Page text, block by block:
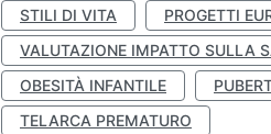
STILI DI VITA
PROGETTI
VALUTAZIONE IMPATTO SULLA
OBESITÀ INFANTILE
TELARCA PREMATURO